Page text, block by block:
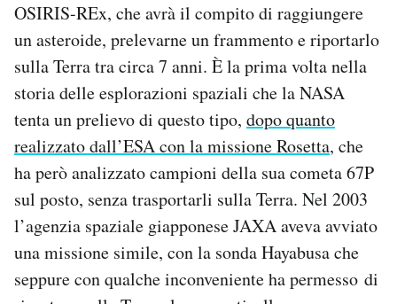
OSIRIS-REx, che avrà il compito di raggiungere
un asteroide, prelevarne un frammento e riportarlo
sulla Terra tra circa 7 anni. È la prima volta nella
storia delle esplorazioni spaziali che la NASA
tenta un prelievo di questo tipo, dopo quanto
realizzato dall’ESA con la missione Rosetta, che
ha però analizzato campioni della sua cometa 67P
sul posto, senza trasportarli sulla Terra. Nel 2003
l’agenzia spaziale giapponese JAXA aveva avviato
una missione simile, con la sonda Hayabusa che
seppure con qualche inconveniente ha permesso di